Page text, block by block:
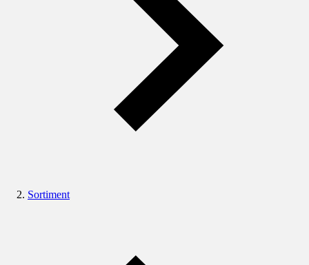
Sortiment